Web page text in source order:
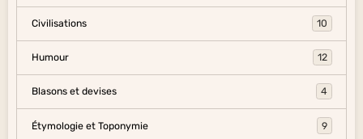
Civilisations 10
Humour 12
Blasons et devises 4
Étymologie et Toponymie 9